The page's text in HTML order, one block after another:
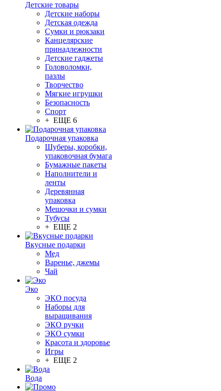
Детские товары
Детские наборы
Детская одежда
Сумки и рюкзаки
Канцелярские
принадлежности
Детские гаджеты
Головоломки,
пазлы
Творчество
Мягкие игрушки
Безопасность
Спорт
+ ЕЩЕ 6
Подарочная упаковка
Шуберы, коробки,
упаковочная бумага
Бумажные пакеты
Наполнители и
ленты
Деревянная
упаковка
Мешочки и сумки
Тубусы
+ ЕЩЕ 2
Вкусные подарки
Мед
Варенье, джемы
Чай
Эко
ЭКО посуда
Наборы для
выращивания
ЭКО ручки
ЭКО сумки
Красота и здоровье
Игры
+ ЕЩЕ 2
Вода